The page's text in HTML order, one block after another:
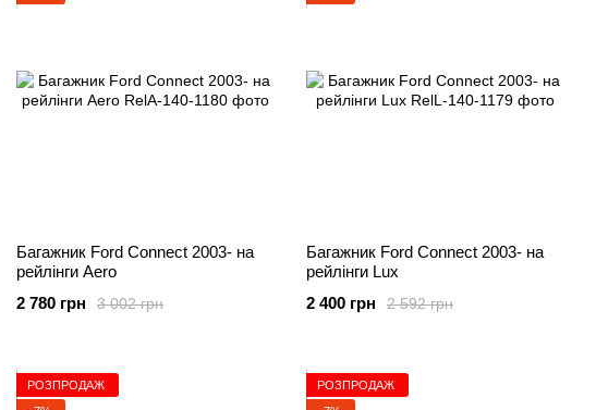
Багажник Ford Connect 2003- на
рейлінги Aero
3 002 грн
2 780 грн
Багажник Ford Connect 2003- на
рейлінги Lux
2 592 грн
2 400 грн
РОЗПРОДАЖ
РОЗПРОДАЖ